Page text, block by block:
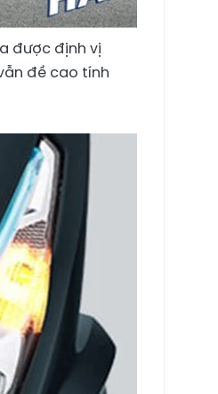
được định vị
đề cao tính